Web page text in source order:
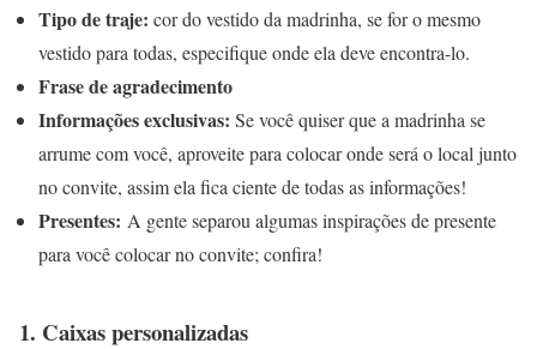
Tipo de traje: cor do vestido da madrinha, se for o mesmo
vestido para todas, especifique onde ela deve encontra-lo.
Frase de agradecimento
Informações exclusivas: Se você quiser que a madrinha se
arrume com você, aproveite para colocar onde será o local junto
no convite, assim ela fica ciente de todas as informações!
Presentes: A gente separou algumas inspirações de presente
para você colocar no convite; confira!
1. Caixas personalizadas